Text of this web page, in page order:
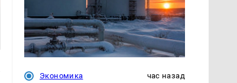
Экономика час назад